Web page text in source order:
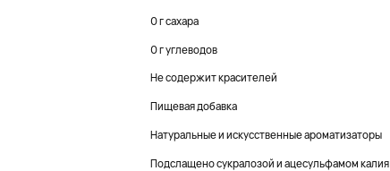
0 г сахара
0 г углеводов
Не содержит красителей
Пищевая добавка
Натуральные и искусственные ароматизаторы
Подслащено сукралозой и ацесульфамом калия